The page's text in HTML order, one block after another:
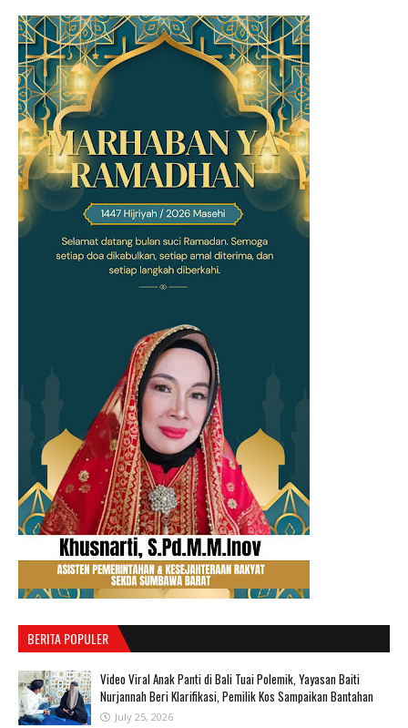
BERITA POPULER
‎Video Viral Anak Panti di Bali Tuai Polemik, Yayasan Baiti
Nurjannah Beri Klarifikasi, Pemilik Kos Sampaikan Bantahan ‎
July 25, 2026